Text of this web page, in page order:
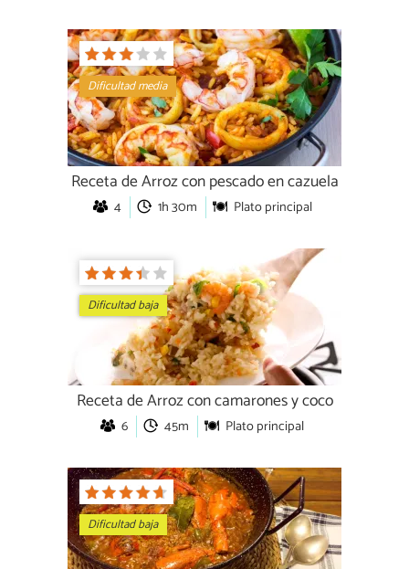
Dificultad media
Receta de Arroz con pescado en cazuela
4 1h 30m Plato principal
Dificultad baja
Receta de Arroz con camarones y coco
6 45m Plato principal
Dificultad baja